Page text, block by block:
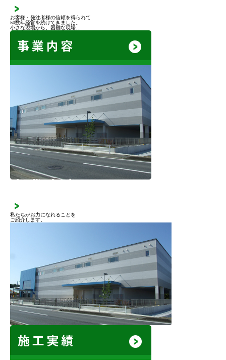
お客様・発注者様の信頼を得られて
50数年経営を続けてきました。
小さな現場から、困難な現場…
私たちがお力になれることを
ご紹介します。